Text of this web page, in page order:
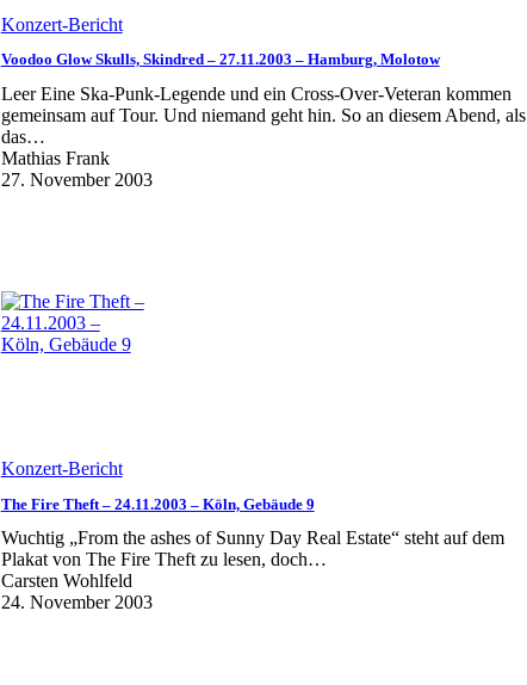
Konzert-Bericht
Voodoo Glow Skulls, Skindred – 27.11.2003 – Hamburg, Molotow
Leer Eine Ska-Punk-Legende und ein Cross-Over-Veteran kommen
gemeinsam auf Tour. Und niemand geht hin. So an diesem Abend, als
das…
Mathias Frank
27. November 2003
Konzert-Bericht
The Fire Theft – 24.11.2003 – Köln, Gebäude 9
Wuchtig „From the ashes of Sunny Day Real Estate“ steht auf dem
Plakat von The Fire Theft zu lesen, doch…
Carsten Wohlfeld
24. November 2003